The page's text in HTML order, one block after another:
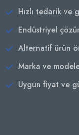
Hızlı tedarik ve
Endüstriyel
Alternatif ürün
Marka ve
Uygun fiyat ve